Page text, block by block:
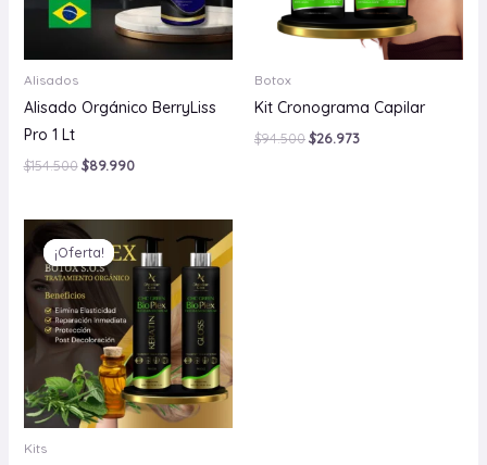
Alisados
Alisado Orgánico BerryLiss
Pro 1 Lt
$154.500 $89.990
Botox
Kit Cronograma Capilar
$94.500$26.973
¡Oferta!
¡Oferta!
Kits
El
precio
original
era:
$157.980.
precio
actual
es:
$17.982.